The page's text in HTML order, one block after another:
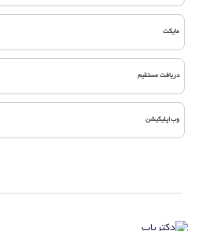
مایکت
دریافت مستقیم
وب‌اپلیکیشن